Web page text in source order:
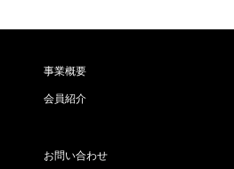
事業概要
会員紹介
お問い合わせ